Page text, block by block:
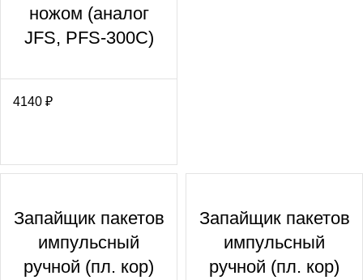
ножом (аналог
JFS, PFS-300С)
4140 ₽
Запайщик пакетов
импульсный
ручной (пл. кор)
Запайщик пакетов
импульсный
ручной (пл. кор)